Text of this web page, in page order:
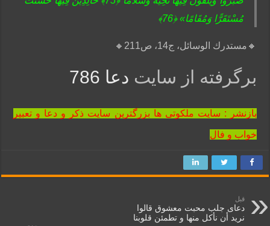
مُسْتَقَرًّا وَمُقَامًا» ﴿76﴾
🔸مستدرك الوسائل، ج14، ص211🔸
برگرفته از سایت دعا 786
بازنشر : سایت ملکوتی ها بزرگترین سایت ذکر و دعا و تعبیر
خواب و فال
قبل
دعای جلب محبت معشوق قالوا
نريد أن نأكل منها و تطمئن قلوبنا